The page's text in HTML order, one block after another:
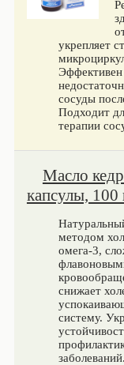
укрепляет
Эффективен
сосуды
Подходит
терапии
Масло
капсулы,
методом
омега-3,
снижает
систему.
заболеваний.